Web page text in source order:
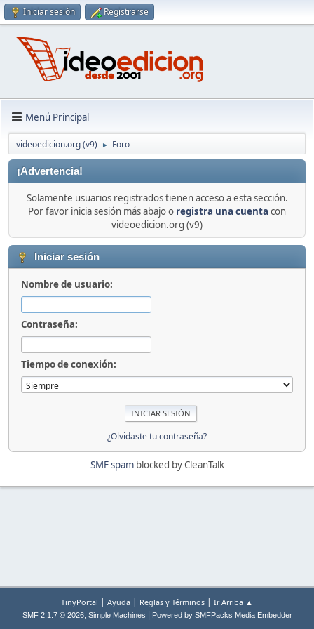
Iniciar sesión Registrarse
Menú Principal
videoedicion.org (v9) ► Foro
¡Advertencia!
Solamente usuarios registrados tienen acceso a esta sección.
Por favor inicia sesión más abajo o registra una cuenta con
videoedicion.org (v9)
Iniciar sesión
Nombre de usuario:
Contraseña:
Tiempo de conexión:
¿Olvidaste tu contraseña?
SMF spamblocked by CleanTalk
TinyPortal | Ayuda | Reglas y Términos | Ir Arriba ▲
SMF 2.1.7 © 2026, Simple Machines Powered by SMFPacks Media Embedder